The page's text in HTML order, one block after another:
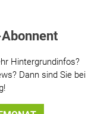
Hintergrundinfos?
Dann sind Sie bei